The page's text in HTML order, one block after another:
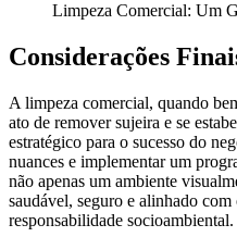
Limpeza Comercial: Um
Considerações
A limpeza comercial, quando
ato de remover sujeira e se
estratégico para o sucesso do
nuances e implementar um
não apenas um ambiente
saudável, seguro e alinhado
responsabilidade socioambiental.